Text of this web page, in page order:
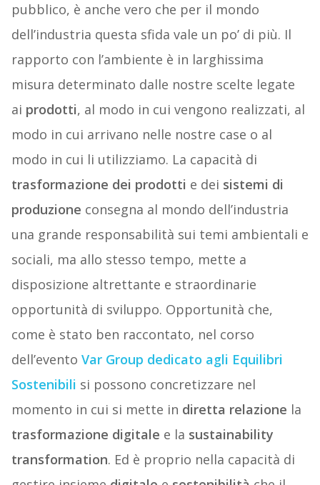
pubblico, è anche vero che per il mondo
dell’industria questa sfida vale un po’ di più. Il
rapporto con l’ambiente è in larghissima
misura determinato dalle nostre scelte legate
ai prodotti, al modo in cui vengono realizzati, al
modo in cui arrivano nelle nostre case o al
modo in cui li utilizziamo. La capacità di
trasformazione dei prodotti e dei sistemi di
produzione consegna al mondo dell’industria
una grande responsabilità sui temi ambientali e
sociali, ma allo stesso tempo, mette a
disposizione altrettante e straordinarie
opportunità di sviluppo. Opportunità che,
come è stato ben raccontato, nel corso
dell’evento Var Group dedicato agli Equilibri
Sostenibili si possono concretizzare nel
momento in cui si mette in diretta relazione la
trasformazione digitale e la sustainability
transformation. Ed è proprio nella capacità di